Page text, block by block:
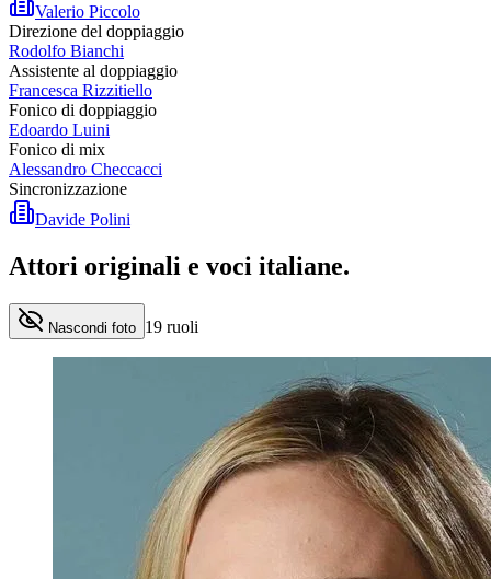
Valerio Piccolo
Direzione del doppiaggio
Rodolfo Bianchi
Assistente al doppiaggio
Francesca Rizzitiello
Fonico di doppiaggio
Edoardo Luini
Fonico di mix
Alessandro Checcacci
Sincronizzazione
Davide Polini
Attori originali e voci italiane.
Nascondi foto 19 ruoli